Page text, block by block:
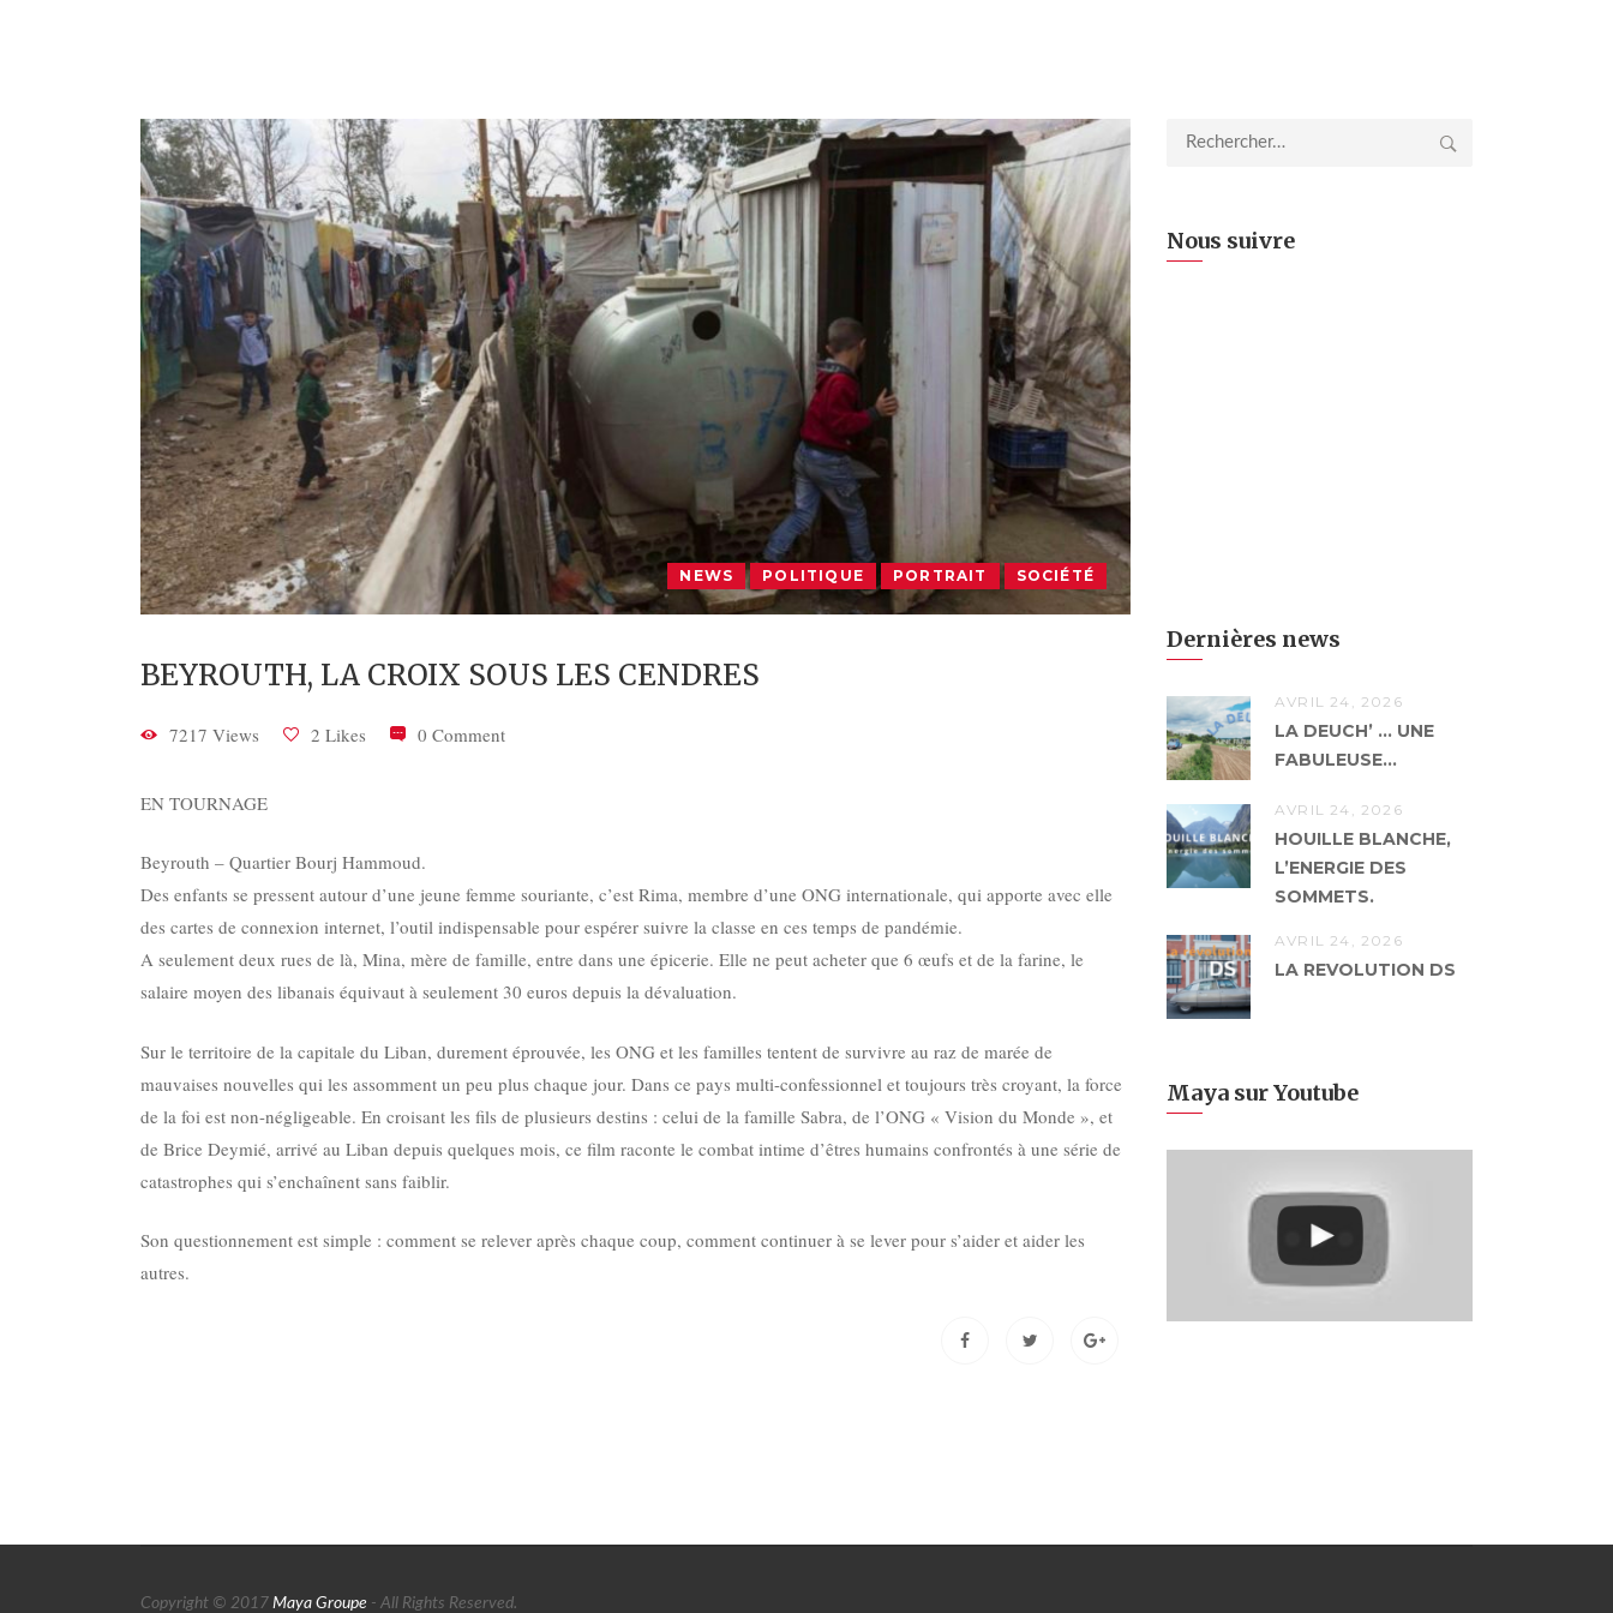
NEWS POLITIQUE PORTRAIT SOCIÉTÉ
BEYROUTH, LA CROIX SOUS LES CENDRES
7217 Views 2 Likes 0 Comment
EN TOURNAGE
Beyrouth – Quartier Bourj Hammoud.
Des enfants se pressent autour d’une jeune femme souriante, c’est Rima, membre d’une ONG internationale, qui apporte avec elle
des cartes de connexion internet, l’outil indispensable pour espérer suivre la classe en ces temps de pandémie.
A seulement deux rues de là, Mina, mère de famille, entre dans une épicerie. Elle ne peut acheter que 6 œufs et de la farine, le
salaire moyen des libanais équivaut à seulement 30 euros depuis la dévaluation.
Sur le territoire de la capitale du Liban, durement éprouvée, les ONG et les familles tentent de survivre au raz de marée de
mauvaises nouvelles qui les assomment un peu plus chaque jour. Dans ce pays multi-confessionnel et toujours très croyant, la force
de la foi est non-négligeable. En croisant les fils de plusieurs destins : celui de la famille Sabra, de l’ONG « Vision du Monde », et
de Brice Deymié, arrivé au Liban depuis quelques mois, ce film raconte le combat intime d’êtres humains confrontés à une série de
catastrophes qui s’enchaînent sans faiblir.
Son questionnement est simple : comment se relever après chaque coup, comment continuer à se lever pour s’aider et aider les
autres.
Rechercher :
Nous suivre
Dernières news
AVRIL 24, 2026
LA DEUCH’ … UNE
FABULEUSE...
AVRIL 24, 2026
HOUILLE BLANCHE,
L’ENERGIE DES
SOMMETS.
AVRIL 24, 2026
LA REVOLUTION DS
Maya sur Youtube
Copyright © 2017 Maya Groupe - All Rights Reserved.